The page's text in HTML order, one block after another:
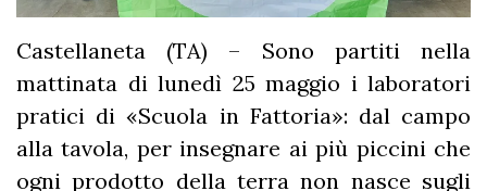
Castellaneta (TA) – Sono partiti nella
mattinata di lunedì 25 maggio i laboratori
pratici di «Scuola in Fattoria»: dal campo
alla tavola, per insegnare ai più piccini che
ogni prodotto della terra non nasce sugli